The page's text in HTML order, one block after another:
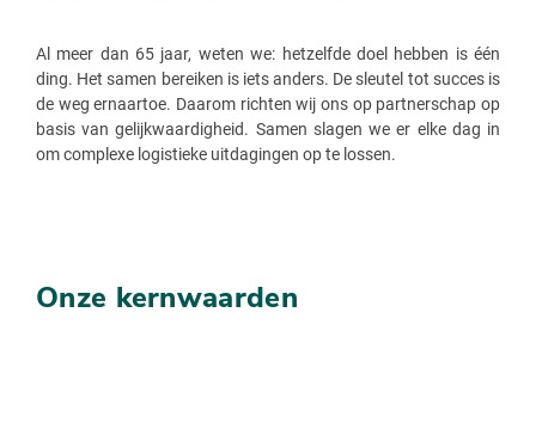
Al meer dan 65 jaar, weten we: hetzelfde doel hebben is één
ding. Het samen bereiken is iets anders. De sleutel tot succes is
de weg ernaartoe. Daarom richten wij ons op partnerschap op
basis van gelijkwaardigheid. Samen slagen we er elke dag in
om complexe logistieke uitdagingen op te lossen.
Onze kernwaarden